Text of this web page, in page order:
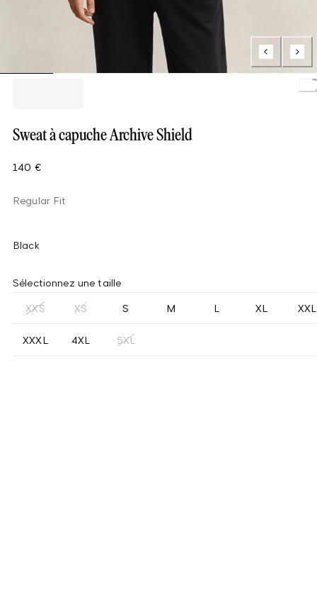
Sweat à capuche Archive Shield
140 €
Regular Fit
Black
Sélectionnez une taille
XXS XS S M L XL XXL
XXXL 4XL 5XL